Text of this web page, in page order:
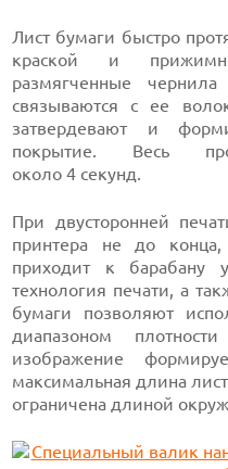
Лист бумаги быстро
краской и
размягченные
связываются с ее
затвердевают и
покрытие. Весь
около 4 секунд.
При двусторонней
принтера не до конца,
приходит к барабану
технология печати, а
бумаги позволяют
диапазоном
изображение
максимальная длина
ограничена длиной